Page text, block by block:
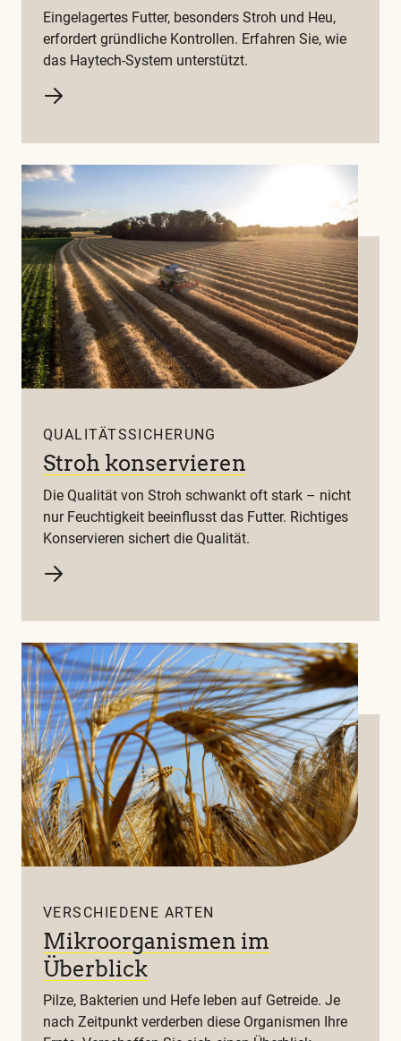
Eingelagertes Futter, besonders Stroh und Heu,
erfordert gründliche Kontrollen. Erfahren Sie, wie
das Haytech-System unterstützt.
QUALITÄTSSICHERUNG
Stroh konservieren
Die Qualität von Stroh schwankt oft stark – nicht
nur Feuchtigkeit beeinflusst das Futter. Richtiges
Konservieren sichert die Qualität.
VERSCHIEDENE ARTEN
Mikroorganismen im
Überblick
Pilze, Bakterien und Hefe leben auf Getreide. Je
nach Zeitpunkt verderben diese Organismen Ihre